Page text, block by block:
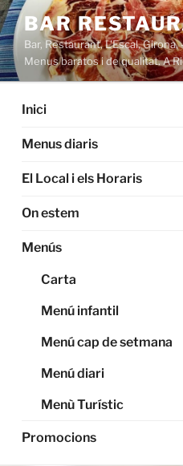
Saltar
al
contenido
BAR
Bar, Restaurant, L'Escal, Girona,
Menus baratos i de qualitat. A
Inici
Menus diaris
El Local i els Horaris
On estem
Menús
Carta
Menú infantil
Menú cap de setmana
Menú diari
Menù Turístic
Promocions